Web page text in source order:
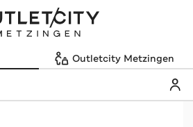
Outletcity Metzingen